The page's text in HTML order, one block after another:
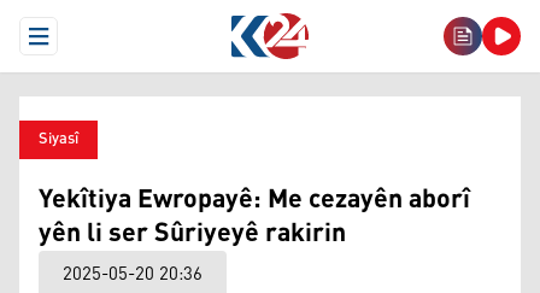
Open Menu
Siyasî
Yekîtiya Ewropayê: Me cezayên aborî
yên li ser Sûriyeyê rakirin
2025-05-20 20:36